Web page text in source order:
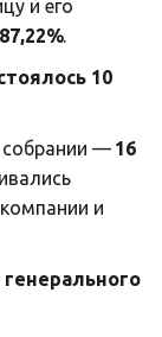
и его
87,22%.
10
собрании — 16
и